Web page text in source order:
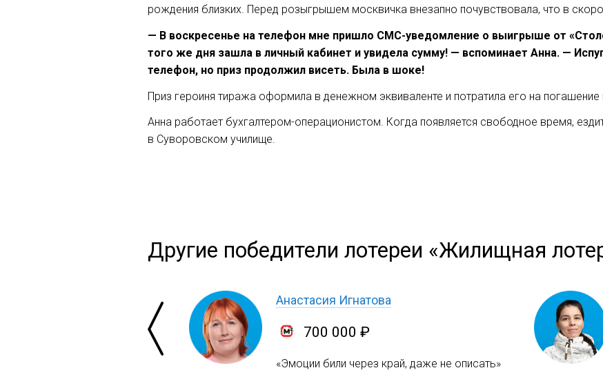
рождения близких. Перед розыгрышем москвичка внезапно почувствовала, что в
— В воскресенье на телефон мне пришло СМС-уведомление о выигрыше от
того же дня зашла в личный кабинет и увидела сумму! — вспоминает Анна. —
телефон, но приз продолжил висеть. Была в шоке!
Приз героиня тиража оформила в денежном эквиваленте и потратила его на погашение
Анна работает бухгалтером-операционистом. Когда появляется свободное время,
в Суворовском училище.
Другие победители лотереи «Жилищная
Анастасия Игнатова
700 000 ₽
«Эмоции били через край, даже не описать»